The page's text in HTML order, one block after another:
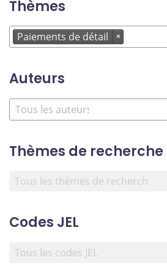
Thèmes
Paiements de détail ×
Auteurs
Thèmes de recherche
Codes JEL